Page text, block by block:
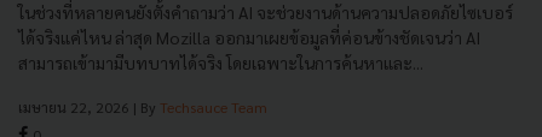
ในช่วงที่หลายคนยังตั้งคำถามว่า AI จะช่วยงานด้านความปลอดภัยไซเบอร์
ได้จริงแค่ไหน ล่าสุด Mozilla ออกมาเผยข้อมูลที่ค่อนข้างชัดเจนว่า AI
สามารถเข้ามามีบทบาทได้จริง โดยเฉพาะในการค้นหาและ...
เมษายน 22, 2026 | By Techsauce Team